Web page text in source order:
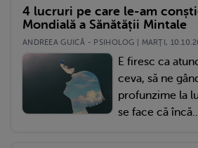
4 lucruri pe care le-am
Mondială a Sănătății Mintale
ANDREEA GUICĂ - PSIHOLOG | MARŢI,
E firesc ca
ceva, să ne
profunzime la
se face că